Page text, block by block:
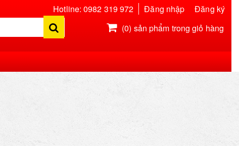
Hotline: 0982 319 972 Đăng nhập
Đăng ký
(0) sản phẩm trong giỏ hàng